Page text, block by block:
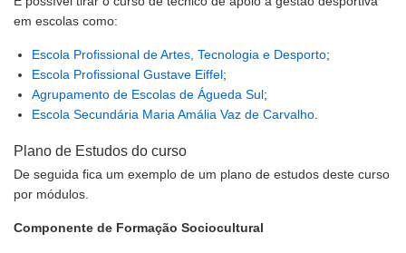
em escolas como:
Escola Profissional de Artes, Tecnologia e Desporto;
Escola Profissional Gustave Eiffel;
Agrupamento de Escolas de Águeda Sul;
Escola Secundária Maria Amália Vaz de Carvalho
Plano de Estudos do curso
De seguida fica um exemplo de um plano de estudos deste curso
por módulos.
Componente de Formação Sociocultural